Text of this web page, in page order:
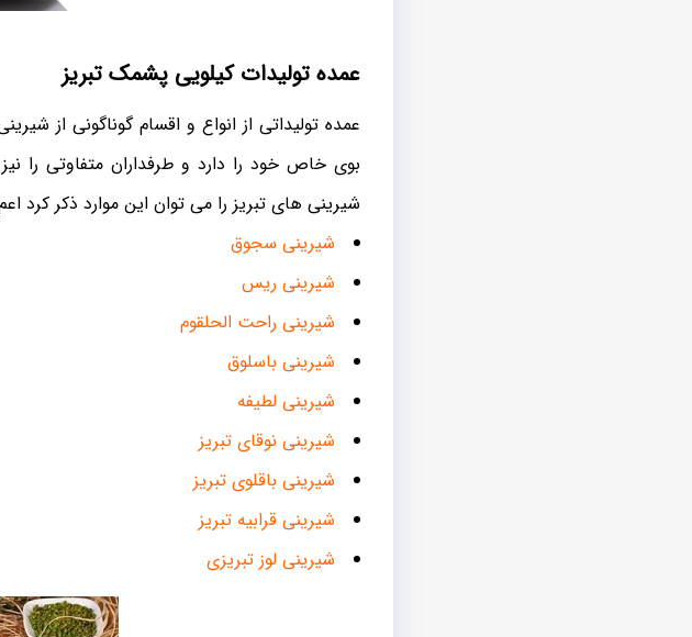
عمده تولیدات کیلویی پشمک تبریز
عمده تولیداتی از انواع و اقسام گوناگونی از
بوی خاص خود را دارد و طرفداران متفاوتی را
شیرینی های تبریز را می توان این موارد ذکر کرد
شیرینی سجوق
شیرینی ریس
شیرینی راحت الحلقوم
شیرینی باسلوق
شیرینی لطیفه
شیرینی نوقای تبریز
شیرینی باقلوی تبریز
شیرینی قرابیه تبریز
شیرینی لوز تبریزی